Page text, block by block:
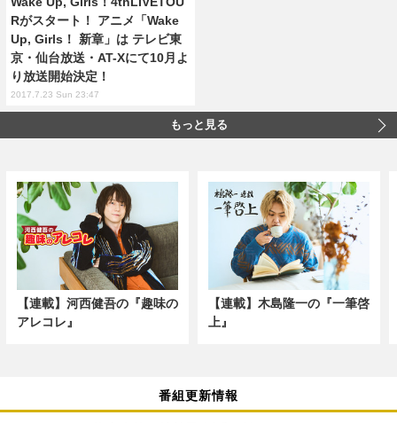
Rがスタート！ アニメ「Wake
Up, Girls！ 新章」は テレビ東
京・仙台放送・AT-Xにて10月よ
り放送開始決定！
2017.7.23 Sun 23:47
もっと見る
【連載】河西健吾の『趣味の
アレコレ』
【連載】木島隆一の『一筆啓
上』
番組更新情報